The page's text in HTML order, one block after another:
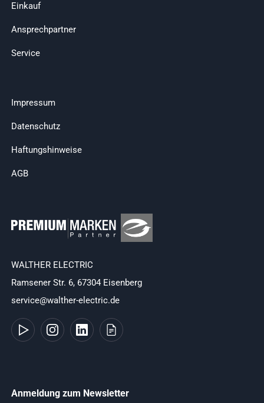
Einkauf
Ansprechpartner
Service
Impressum
Datenschutz
Haftungshinweise
AGB
WALTHER ELECTRIC
Ramsener Str. 6, 67304 Eisenberg
service@walther-electric.de
Anmeldung zum Newsletter